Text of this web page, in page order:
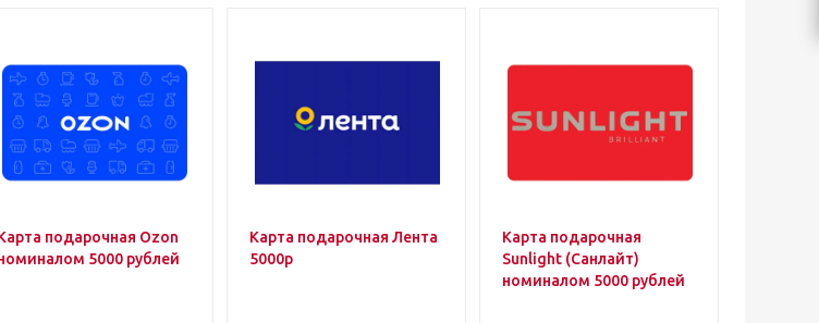
подарочная Ozon
5000 рублей
Карта подарочная Лента
5000р
Карта подарочная
Sunlight (Санлайт)
номиналом 5000 рублей